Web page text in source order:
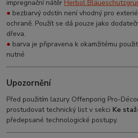
impregnační nátěr Herbol
● bezbarvý odstín není vhodný pro
ochraně. Použít se dá pouze jako
dřeva.
● barva je připravena k okamžitému
nutné
Upozornění
Před použitím lazury Offenporig Pro-
prostudovat technický list v sekci Ke
předepsané technologické postupy.